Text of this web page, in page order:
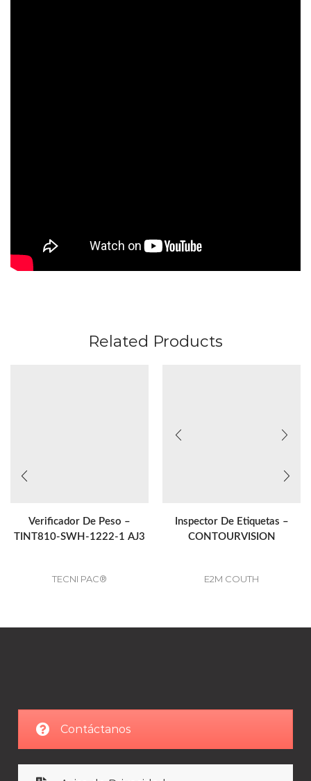
Related Products
Verificador De Peso –
TINT810-SWH-1222-1 AJ3
TECNI PAC®
Inspector De Etiquetas –
CONTOURVISION
E2M COUTH
Contáctanos